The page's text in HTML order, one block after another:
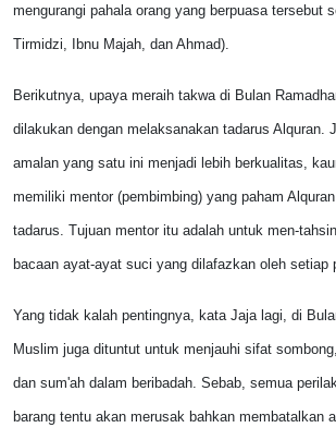
mengurangi pahala orang yang berpuasa tersebut
Tirmidzi, Ibnu Majah, dan Ahmad).
Berikutnya, upaya meraih takwa di Bulan
dilakukan dengan melaksanakan tadarus Alquran.
amalan yang satu ini menjadi lebih berkualitas,
memiliki mentor (pembimbing) yang paham
tadarus. Tujuan mentor itu adalah untuk men-
bacaan ayat-ayat suci yang dilafazkan oleh setiap
Yang tidak kalah pentingnya, kata Jaja lagi, di
Muslim juga dituntut untuk menjauhi sifat
dan sum'ah dalam beribadah. Sebab, semua
barang tentu akan merusak bahkan membatalkan